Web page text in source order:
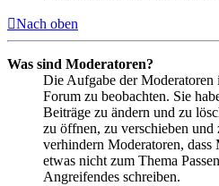
Nach oben
Was sind Moderatoren?
Die Aufgabe der Moderatoren
Forum zu beobachten. Sie
Beiträge zu ändern und zu
zu öffnen, zu verschieben
verhindern Moderatoren,
etwas nicht zum Thema
Angreifendes schreiben.